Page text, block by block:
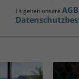
Es gelten unsere AGB